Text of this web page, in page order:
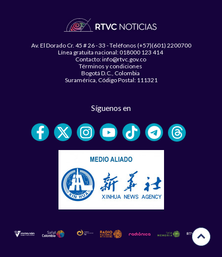
Av. El Dorado Cr. 45 # 26 - 33 - Teléfonos (+57)(601) 2200700
Línea gratuita nacional: 018000 123 414
Contacto: info@rtvc.gov.co
Términos y condiciones
Bogotá D.C., Colombia
Suramérica, Código Postal: 111321
Síguenos en